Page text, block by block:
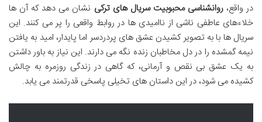
در واقع،روانشناسی محبوبیت سریال های ترکی نشان می دهد که آن ها
خلاءهای عاطفی ناشی از ناامیدی ها در روابط واقعی را پر می کنند. این
سریال ها با به تصویر کشیدن عشق های پردردسر اما پایدار، امید به یافتن
نیمه گمشده را در دل مخاطبان زنده نگه می دارند. این نیاز به باور داشتن
به یک عشق بی نقص و آرمانی، که گاهی در زندگی روزمره به چالش
کشیده می شود، در این داستان های تخیلی پاسخی قدرتمند می یابد.